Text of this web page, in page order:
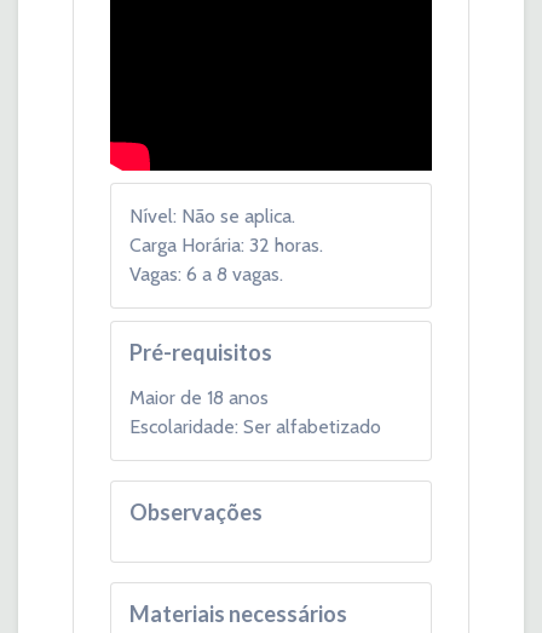
Nível: Não se aplica.
Carga Horária: 32 horas.
Vagas: 6 a 8 vagas.
Pré-requisitos
Maior de 18 anos
Escolaridade: Ser alfabetizado
Observações
Materiais necessários